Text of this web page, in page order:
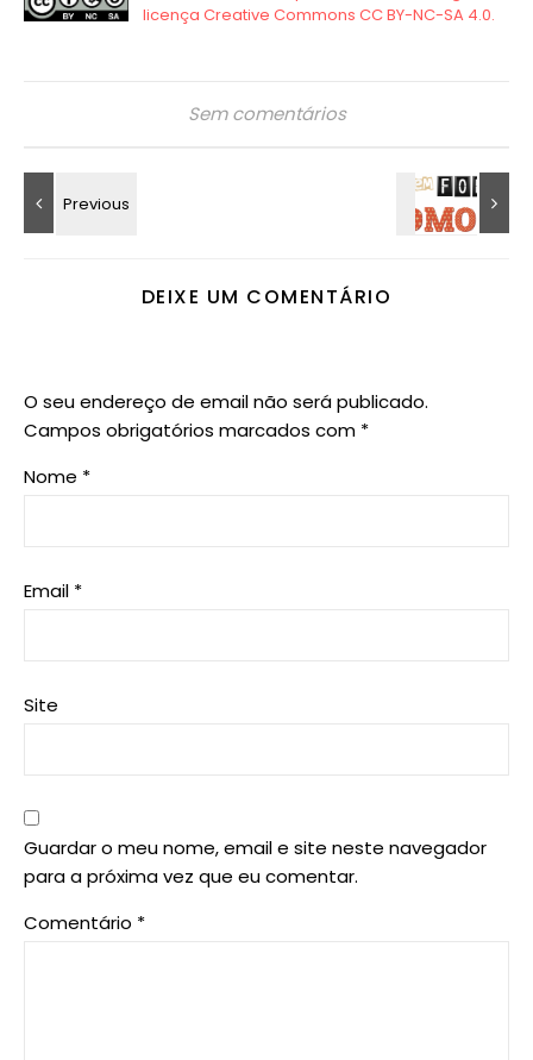
Sem comentários
DEIXE UM COMENTÁRIO
O seu endereço de email não será publicado.
Campos obrigatórios marcados com *
Nome *
Email *
Site
Guardar o meu nome, email e site neste navegador
para a próxima vez que eu comentar.
Comentário *